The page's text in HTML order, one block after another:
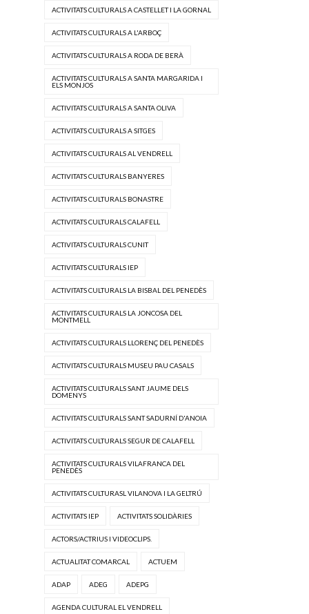
ACTIVITATS CULTURALS A CASTELLET I LA GORNAL
ACTIVITATS CULTURALS A L'ARBOÇ
ACTIVITATS CULTURALS A RODA DE BERÀ
ACTIVITATS CULTURALS A SANTA MARGARIDA I
ELS MONJOS
ACTIVITATS CULTURALS A SANTA OLIVA
ACTIVITATS CULTURALS A SITGES
ACTIVITATS CULTURALS AL VENDRELL
ACTIVITATS CULTURALS BANYERES
ACTIVITATS CULTURALS BONASTRE
ACTIVITATS CULTURALS CALAFELL
ACTIVITATS CULTURALS CUNIT
ACTIVITATS CULTURALS IEP
ACTIVITATS CULTURALS LA BISBAL DEL PENEDÈS
ACTIVITATS CULTURALS LA JONCOSA DEL
MONTMELL
ACTIVITATS CULTURALS LLORENÇ DEL PENEDÈS
ACTIVITATS CULTURALS MUSEU PAU CASALS
ACTIVITATS CULTURALS SANT JAUME DELS
DOMENYS
ACTIVITATS CULTURALS SANT SADURNÍ D'ANOIA
ACTIVITATS CULTURALS SEGUR DE CALAFELL
ACTIVITATS CULTURALS VILAFRANCA DEL
PENEDÈS
ACTIVITATS CULTURASL VILANOVA I LA GELTRÚ
ACTIVITATS IEP ACTIVITATS SOLIDÀRIES
ACTORS/ACTRIUS I VIDEOCLIPS.
ACTUALITAT COMARCAL ACTUEM
ADAP ADEG ADEPG
AGENDA CULTURAL EL VENDRELL